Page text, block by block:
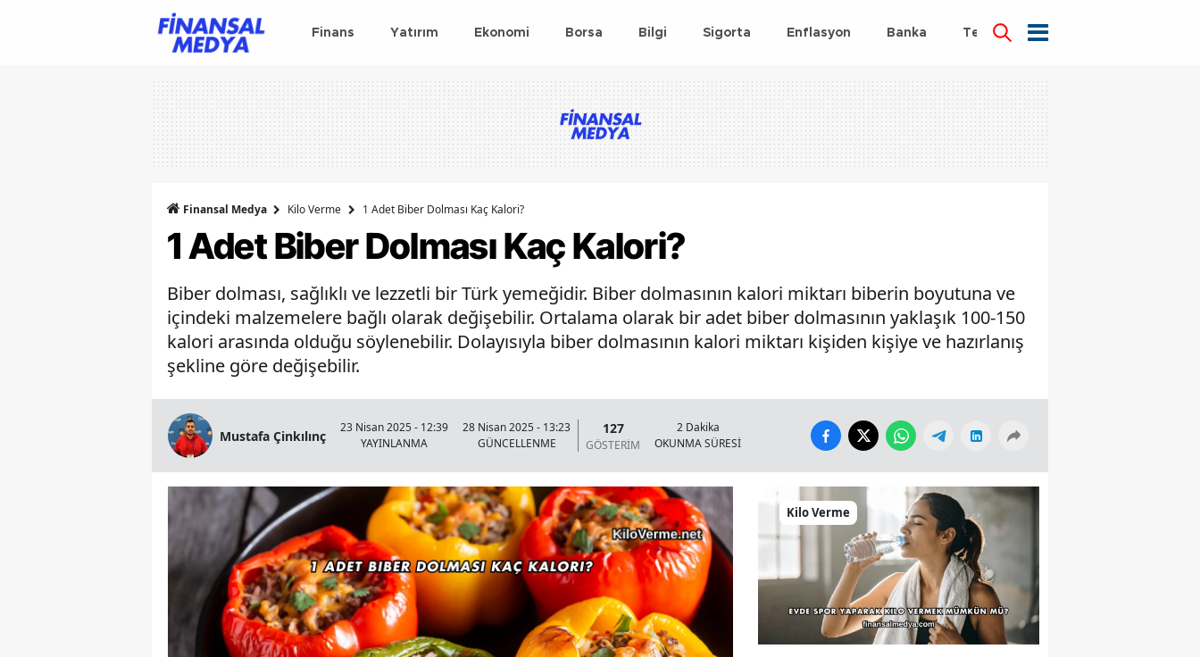
Finans Yatırım Ekonomi Borsa Bilgi Sigorta Enflasyon Banka Teknoloji
Finansal Medya Kilo Verme 1 Adet Biber Dolması Kaç Kalori?
1 Adet Biber Dolması Kaç Kalori?
Biber dolması, sağlıklı ve lezzetli bir Türk yemeğidir. Biber dolmasının kalori miktarı biberin boyutuna ve
içindeki malzemelere bağlı olarak değişebilir. Ortalama olarak bir adet biber dolmasının yaklaşık 100-150
kalori arasında olduğu söylenebilir. Dolayısıyla biber dolmasının kalori miktarı kişiden kişiye ve hazırlanış
şekline göre değişebilir.
Mustafa Çinkılınç
23 Nisan 2025 - 12:39
YAYINLANMA
28 Nisan 2025 - 13:23
GÜNCELLENME
127
GÖSTERİM
2 Dakika
OKUNMA SÜRESİ
Kilo Verme